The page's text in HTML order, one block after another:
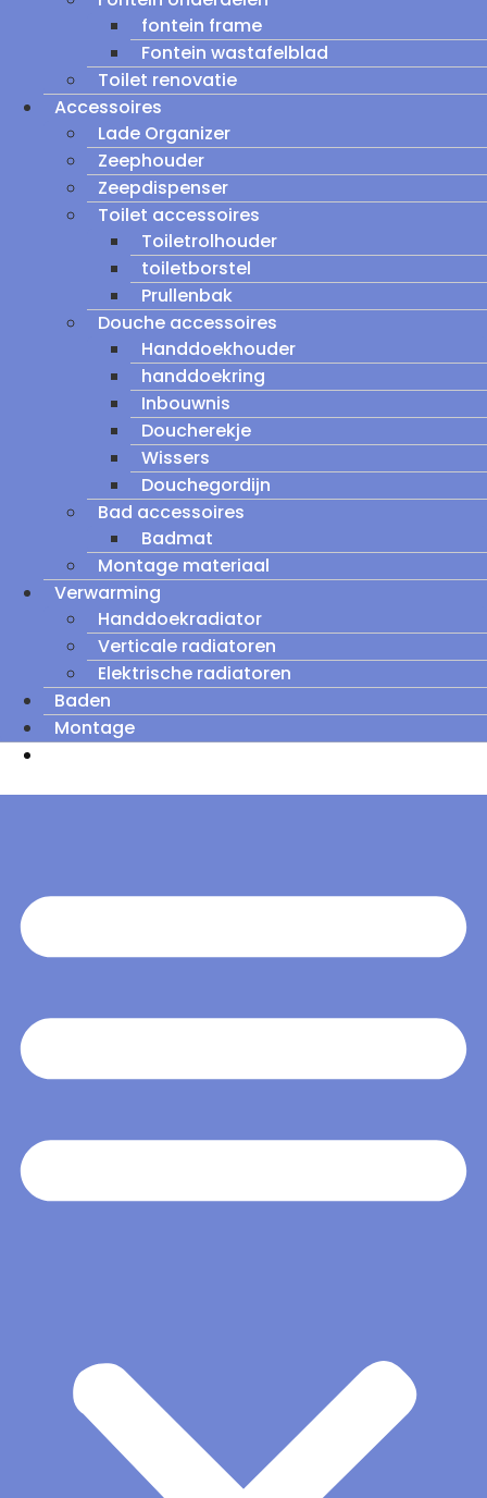
fontein frame
Fontein wastafelblad
Toilet renovatie
Accessoires
Lade Organizer
Zeephouder
Zeepdispenser
Toilet accessoires
Toiletrolhouder
toiletborstel
Prullenbak
Douche accessoires
Handdoekhouder
handdoekring
Inbouwnis
Doucherekje
Wissers
Douchegordijn
Bad accessoires
Badmat
Montage materiaal
Verwarming
Handdoekradiator
Verticale radiatoren
Elektrische radiatoren
Baden
Montage